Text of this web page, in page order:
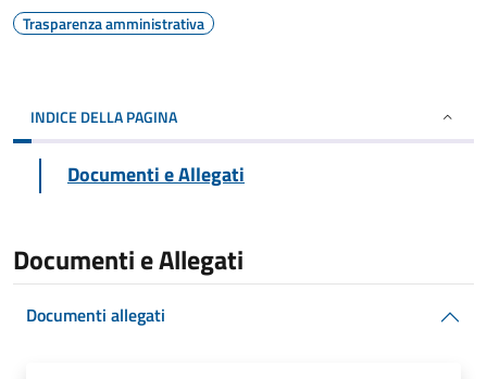
Trasparenza amministrativa
INDICE DELLA PAGINA
Documenti e Allegati
Documenti e Allegati
Documenti allegati